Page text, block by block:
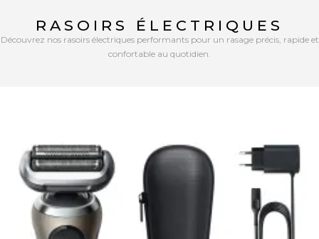
RASOIRS ÉLECTRIQUES
Découvrez nos rasoirs électriques performants pour un rasage précis, rapide et
confortable au quotidien.